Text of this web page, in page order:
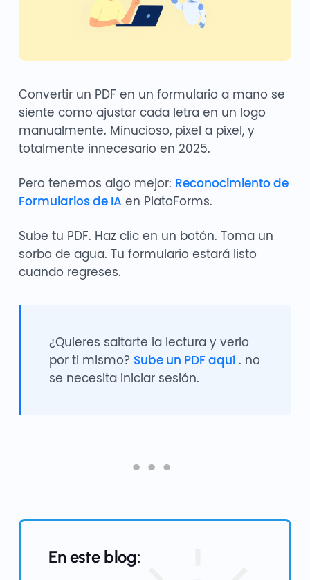
Convertir un PDF en un formulario a mano se
siente como ajustar cada letra en un logo
manualmente. Minucioso, píxel a píxel, y
totalmente innecesario en 2025.
Pero tenemos algo mejor: Reconocimiento de
Formularios de IAen PlatoForms.
Sube tu PDF. Haz clic en un botón. Toma un
sorbo de agua. Tu formulario estará listo
cuando regreses.
¿Quieres saltarte la lectura y verlo
por ti mismo? Sube un PDF aquí. no
se necesita iniciar sesión.
En este blog: